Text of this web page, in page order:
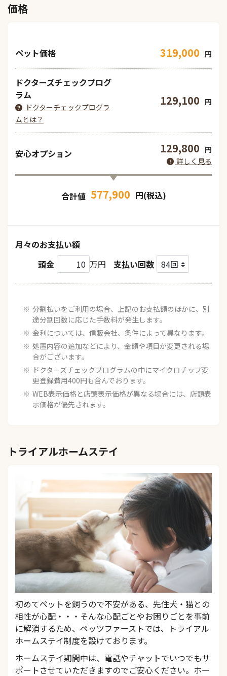
価格
ペット価格 319,000 円
ドクターズチェックプログ
ラム
ドクターチェックプログラ
ムとは？
129,100 円
安心オプション 129,800 円
詳しく見る
合計値 577,900 円(税込)
月々のお支払い額
頭金
万円 支払い回数
分割払いをご利用の場合、上記のお支払額のほかに、別
途分割回数に応じた手数料が発生します。
金利については、信販会社、条件によって異なります。
処置内容の追加などにより、金額や項目が変更される場
合がございます。
ドクターズチェックプログラムの中にマイクロチップ変
更登録費用400円も含んでおります。
WEB表示価格と店頭表示価格が異なる場合には、店頭表
示価格が優先されます。
トライアルホームステイ
初めてペットを飼うので不安がある、先住犬・猫との
相性が心配・・・そんな心配ごとやお困りごとを事前
に解消するため、ペッツファーストでは、トライアル
ホームステイ制度を設けております。
ホームステイ期間中は、電話やチャットでいつでもサ
ポートさせていただきますのでご安心ください。ホー